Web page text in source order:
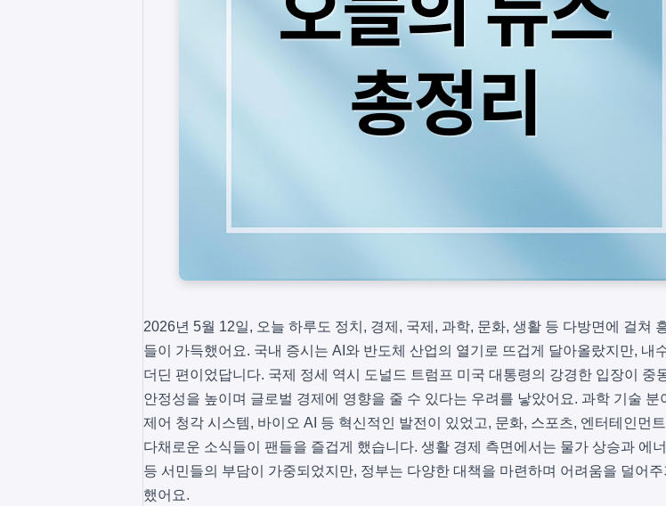
2026년 5월 12일, 오늘 하루도 정치, 경제, 국제, 과학, 문화, 생활 등 다방면에 걸쳐
들이 가득했어요. 국내 증시는 AI와 반도체 산업의 열기로 뜨겁게 달아올랐지만, 내
더딘 편이었답니다. 국제 정세 역시 도널드 트럼프 미국 대통령의 강경한 입장이 중
안정성을 높이며 글로벌 경제에 영향을 줄 수 있다는 우려를 낳았어요. 과학 기술 분
제어 청각 시스템, 바이오 AI 등 혁신적인 발전이 있었고, 문화, 스포츠, 엔터테인먼
다채로운 소식들이 팬들을 즐겁게 했습니다. 생활 경제 측면에서는 물가 상승과 에
등 서민들의 부담이 가중되었지만, 정부는 다양한 대책을 마련하며 어려움을 덜어주
했어요.